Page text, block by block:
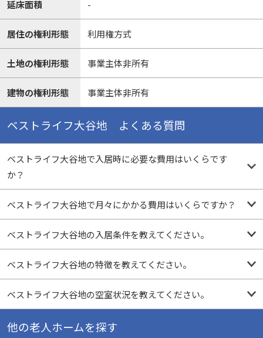
延床面積 -
居住の権利形態 利用権方式
土地の権利形態 事業主体非所有
建物の権利形態 事業主体非所有
ベストライフ大谷地 よくある質問
ベストライフ大谷地で入居時に必要な費用はいくらです
か？
ベストライフ大谷地で月々にかかる費用はいくらですか？
ベストライフ大谷地の入居条件を教えてください。
ベストライフ大谷地の特徴を教えてください。
ベストライフ大谷地の空室状況を教えてください。
他の老人ホームを探す